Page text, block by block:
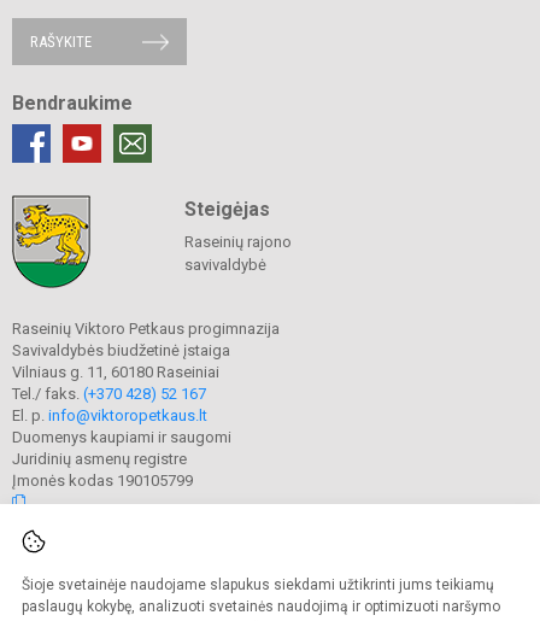
Šioje svetainėje naudojame slapukus siekdami užtikrinti jums teikiamų
paslaugų kokybę, analizuoti svetainės naudojimą ir optimizuoti naršymo
RAŠYKITE
Bendraukime
Steigėjas
Raseinių rajono
savivaldybė
Raseinių Viktoro Petkaus progimnazija
Savivaldybės biudžetinė įstaiga
Vilniaus g. 11, 60180 Raseiniai
Tel./ faks. (+370 428) 52 167
El. p. info@viktoropetkaus.lt
Duomenys kaupiami ir saugomi
Juridinių asmenų registre
Įmonės kodas 190105799
Kopijuoti turinį be raštiško mokyklos administracijos sutikimo griežtai
draudžiama.